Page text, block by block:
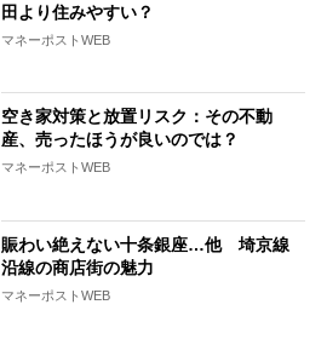
田より住みやすい？
マネーポストWEB
空き家対策と放置リスク：その不動
産、売ったほうが良いのでは？
マネーポストWEB
賑わい絶えない十条銀座…他 埼京線
沿線の商店街の魅力
マネーポストWEB